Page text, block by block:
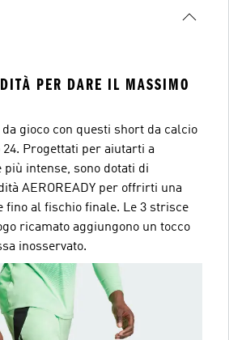
PER DARE IL MASSIMO
gioco con questi short da calcio
Progettati per aiutarti a
intense, sono dotati di
AEROREADY per offrirti una
fino al fischio finale. Le 3 strisce
ricamato aggiungono un tocco
inosservato.